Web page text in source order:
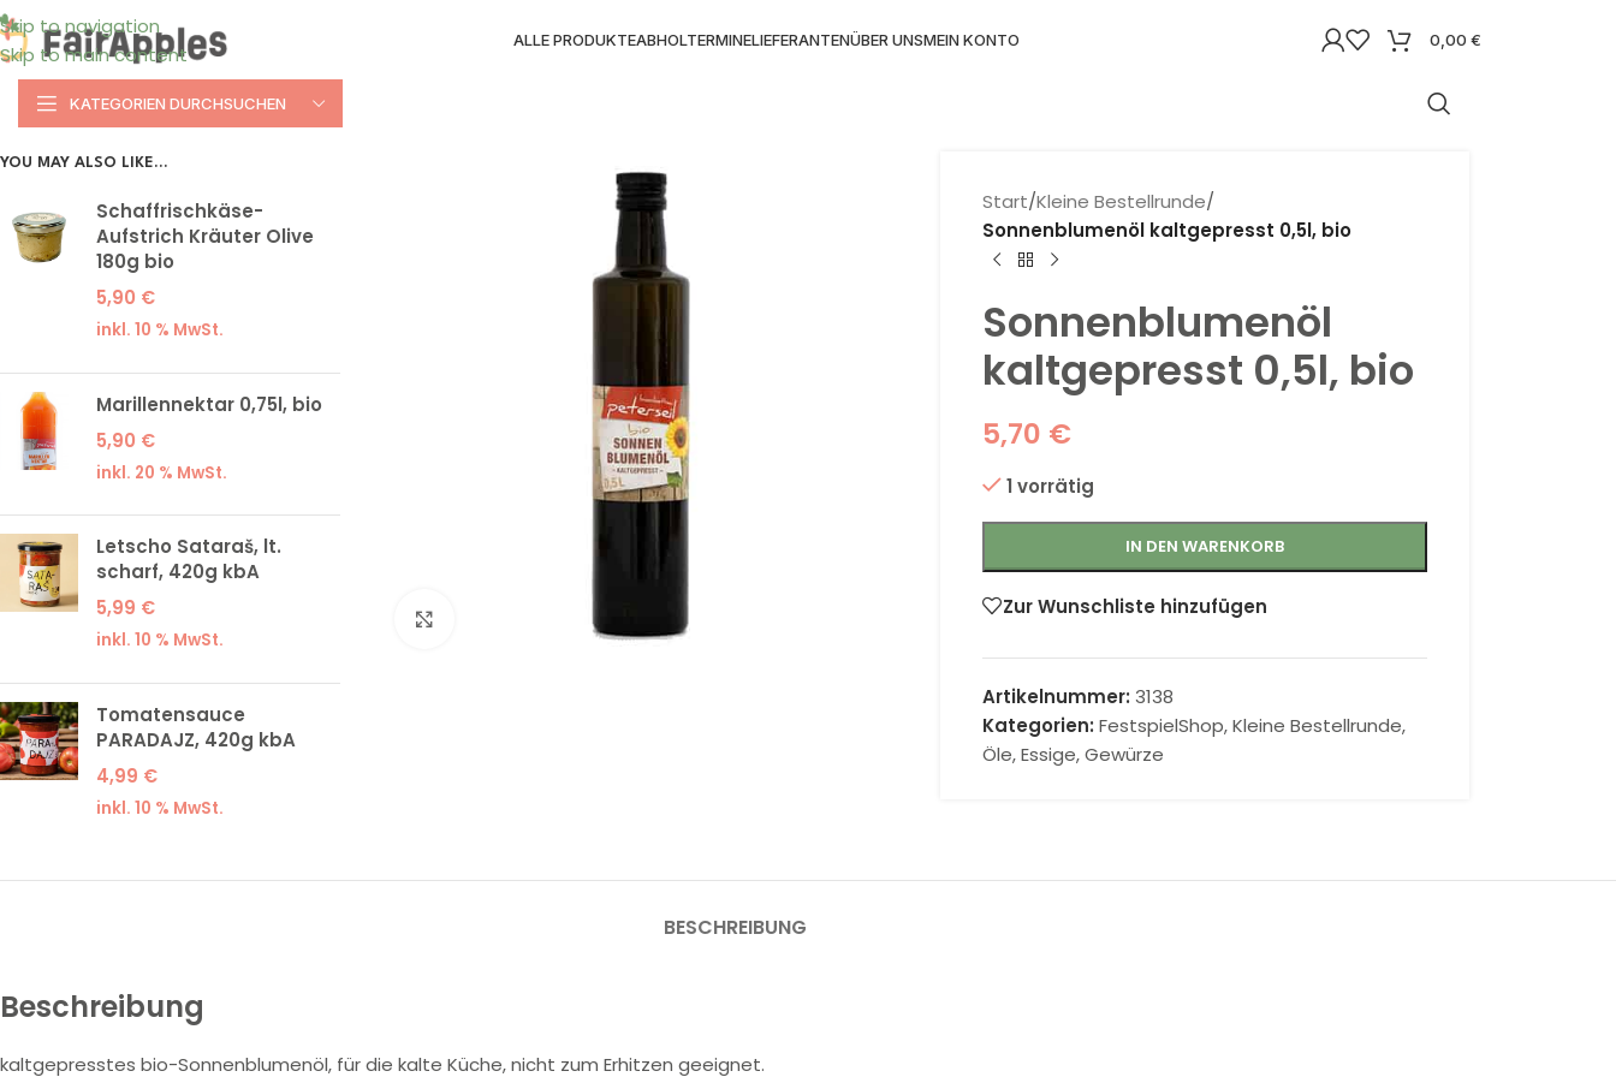
Skip to navigation
Skip to main content
ALLE PRODUKTEABHOLTERMINELIEFERANTENÜBER UNSMEIN KONTO 0,00 €
KATEGORIEN DURCHSUCHEN
YOU MAY ALSO LIKE…
Schaffrischkäse-
Aufstrich Kräuter Olive
180g bio
5,90 €
inkl. 10 % MwSt.
Marillennektar 0,75l, bio
5,90 €
inkl. 20 % MwSt.
Letscho Sataraš, lt.
scharf, 420g kbA
5,99 €
inkl. 10 % MwSt.
Tomatensauce
PARADAJZ, 420g kbA
4,99 €
inkl. 10 % MwSt.
Klick zum Vergrößern
Start/Kleine Bestellrunde/
Sonnenblumenöl kaltgepresst 0,5l, bio
Sonnenblumenöl
kaltgepresst 0,5l, bio
5,70 €
1 vorrätig
IN DEN WARENKORB
Zur Wunschliste hinzufügen
Artikelnummer:3138
Kategorien: FestspielShop, Kleine Bestellrunde,
Öle, Essige, Gewürze
BESCHREIBUNG
Beschreibung
kaltgepresstes bio-Sonnenblumenöl, für die kalte Küche, nicht zum Erhitzen geeignet.